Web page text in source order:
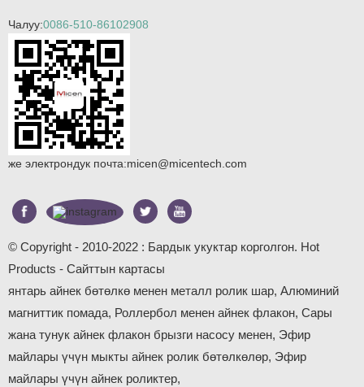
Чалуу:0086-510-86102908
же электрондук почта:micen@micentech.com
© Copyright - 2010-2022 : Бардык укуктар корголгон. Hot
Products - Сайттын картасы
янтарь айнек бөтөлкө менен металл ролик шар, Алюминий
магниттик помада, Роллербол менен айнек флакон, Сары
жана тунук айнек флакон брызги насосу менен, Эфир
майлары үчүн мыкты айнек ролик бөтөлкөлөр, Эфир
майлары үчүн айнек роликтер,